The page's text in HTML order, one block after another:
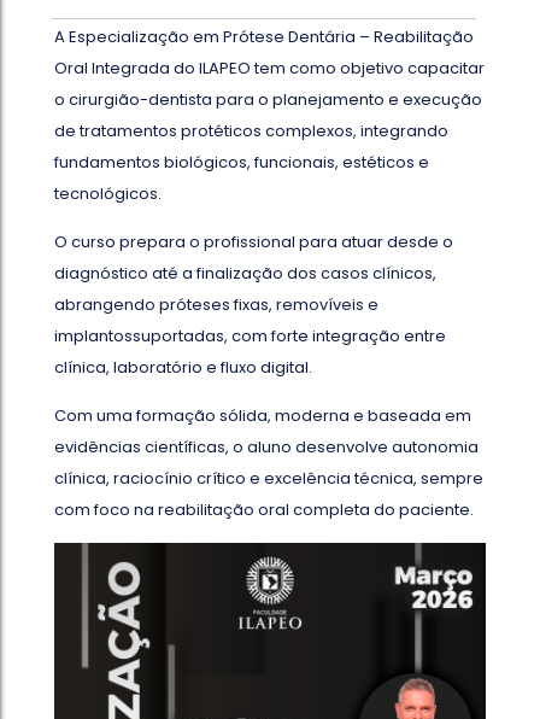
A Especialização em Prótese Dentária – Reabilitação
Oral Integrada do ILAPEO tem como objetivo capacitar
o cirurgião-dentista para o planejamento e execução
de tratamentos protéticos complexos, integrando
fundamentos biológicos, funcionais, estéticos e
tecnológicos.
O curso prepara o profissional para atuar desde o
diagnóstico até a finalização dos casos clínicos,
abrangendo próteses fixas, removíveis e
implantossuportadas, com forte integração entre
clínica, laboratório e fluxo digital.
Com uma formação sólida, moderna e baseada em
evidências científicas, o aluno desenvolve autonomia
clínica, raciocínio crítico e excelência técnica, sempre
com foco na reabilitação oral completa do paciente.